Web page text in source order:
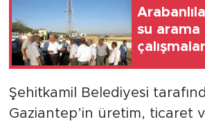
su arama
Şehitkamil Belediyesi
Gaziantep’in üretim, ticaret